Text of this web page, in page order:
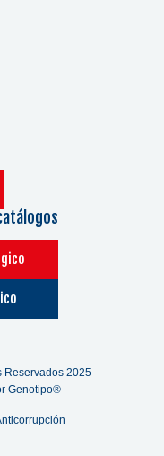
Reservados 2025
Genotipo®